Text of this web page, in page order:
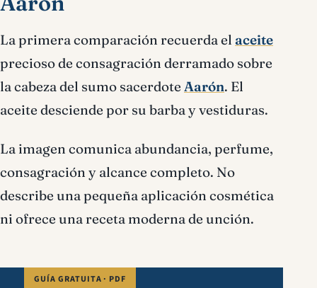
La primera comparación recuerda el aceite
precioso de consagración derramado sobre
la cabeza del sumo sacerdote Aarón. El
aceite desciende por su barba y vestiduras.
La imagen comunica abundancia, perfume,
consagración y alcance completo. No
describe una pequeña aplicación cosmética
ni ofrece una receta moderna de unción.
GUÍA GRATUITA · PDF